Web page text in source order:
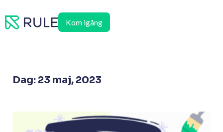
till
Kom igång
Dag: 23 maj, 2023